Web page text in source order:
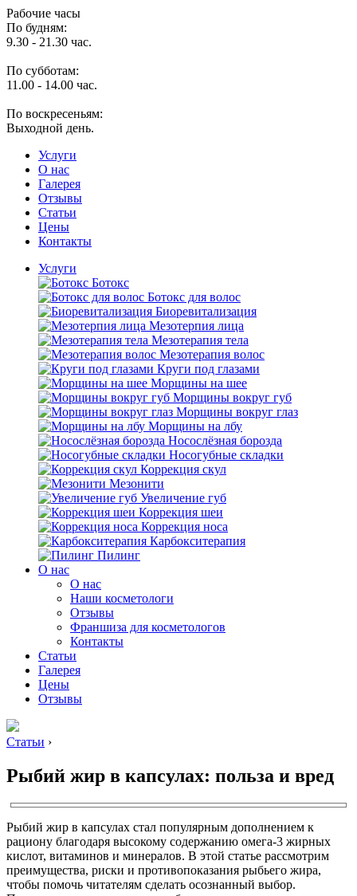
Рабочие часы
По будням:
9.30 - 21.30 час.
По субботам:
11.00 - 14.00 час.
По воскресеньям:
Выходной день.
Услуги
O нас
Галерея
Отзывы
Статьи
Цены
Контакты
Услуги
Ботокс
Ботокс для волос
Биоревитализация
Мезотерпия лица
Мезотерапия тела
Мезотерапия волос
Круги под глазами
Морщины на шее
Морщины вокруг губ
Морщины вокруг глаз
Морщины на лбу
Носослёзная борозда
Носогубные складки
Коррекция скул
Мезонити
Увеличение губ
Коррекция шеи
Коррекция носа
Карбокситерапия
Пилинг
O нас
O нас
Наши косметологи
Отзывы
Франшиза для косметологов
Контакты
Статьи
Галерея
Цены
Отзывы
Статьи ›
Рыбий жир в капсулах: польза и вред
Рыбий жир в капсулах стал популярным дополнением к
рациону благодаря высокому содержанию омега-3 жирных
кислот, витаминов и минералов. В этой статье рассмотрим
преимущества, риски и противопоказания рыбьего жира,
чтобы помочь читателям сделать осознанный выбор.